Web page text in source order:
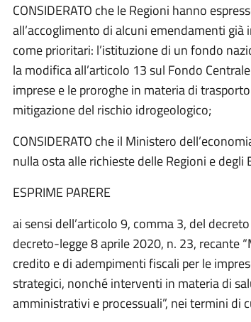
CONSIDERATO che le Regioni hanno
all’accoglimento di alcuni emendamenti
come prioritari: l’istituzione di un fondo
la modifica all’articolo 13 sul Fondo
imprese e le proroghe in materia di
mitigazione del rischio idrogeologico;
CONSIDERATO che il Ministero
nulla osta alle richieste delle Regioni e degli
ESPRIME PARERE
ai sensi dell’articolo 9, comma 3, del
decreto-legge 8 aprile 2020, n. 23, recante
credito e di adempimenti fiscali per le
strategici, nonché interventi in materia di
amministrativi e processuali”, nei termini di